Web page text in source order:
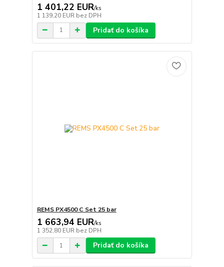
1 401,22 EUR/ks
1 139,20 EUR bez DPH
Pridať do košíka
REMS PX4500 C Set 25 bar
1 663,94 EUR/ks
1 352,80 EUR bez DPH
Pridať do košíka